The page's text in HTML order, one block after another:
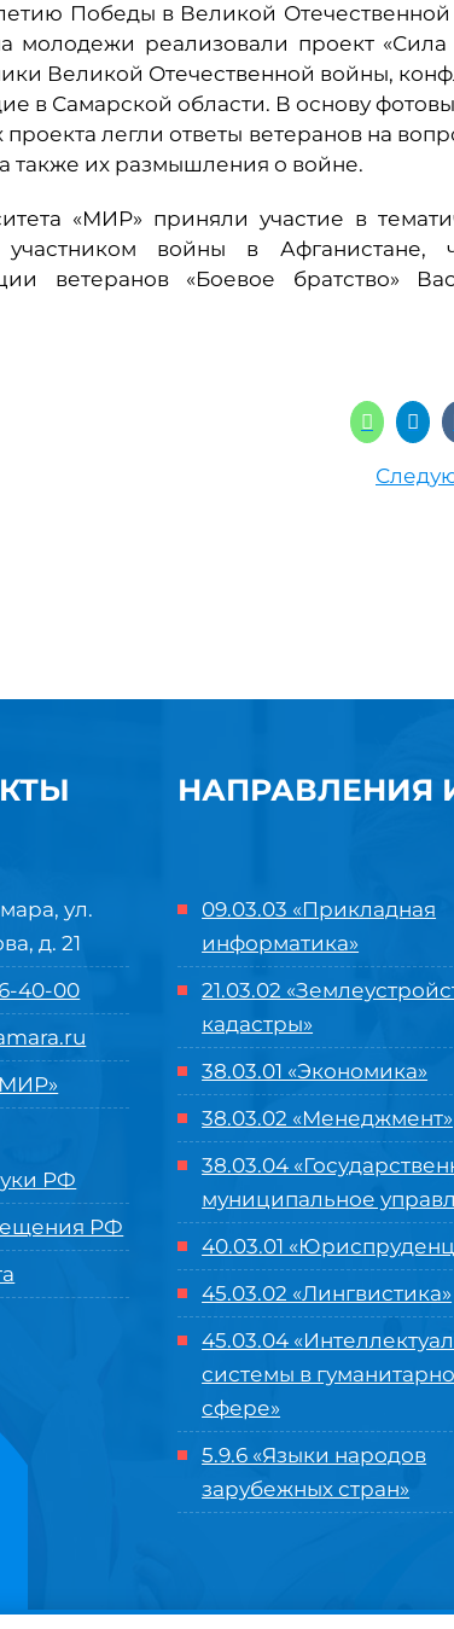
Победы в Великой Отечественной
молодежи реализовали проект «Сила
Великой Отечественной войны,
в Самарской области. В основу
легли ответы ветеранов на
также их размышления о войне.
«МИР» приняли участие в
войны в Афганистане,
ветеранов «Боевое братство»
ул.
д. 21
40-00
РФ
РФ
НАПРАВЛЕНИЯ
09.03.03 «Прикладная
информатика»
21.03.02
кадастры»
38.03.01 «Экономика»
38.03.02 «Менеджмент»
38.03.04
муниципальное
40.03.01
45.03.02 «Лингвистика»
45.03.04 «
системы в
сфере»
5.9.6 «Языки народов
зарубежных стран»